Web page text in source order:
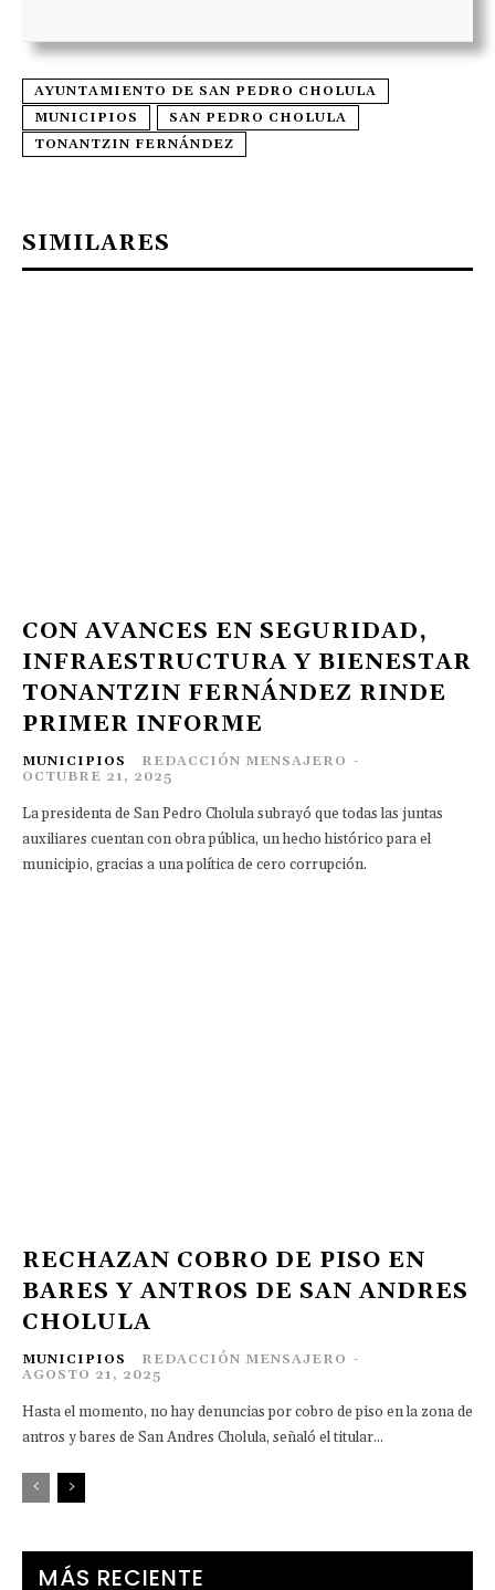
AYUNTAMIENTO DE SAN PEDRO CHOLULA
MUNICIPIOS
SAN PEDRO CHOLULA
TONANTZIN FERNÁNDEZ
SIMILARES
CON AVANCES EN SEGURIDAD,
INFRAESTRUCTURA Y BIENESTAR
TONANTZIN FERNÁNDEZ RINDE
PRIMER INFORME
MUNICIPIOS REDACCIÓN MENSAJERO -
OCTUBRE 21, 2025
La presidenta de San Pedro Cholula subrayó que todas las juntas
auxiliares cuentan con obra pública, un hecho histórico para el
municipio, gracias a una política de cero corrupción.
RECHAZAN COBRO DE PISO EN
BARES Y ANTROS DE SAN ANDRES
CHOLULA
MUNICIPIOS REDACCIÓN MENSAJERO -
AGOSTO 21, 2025
Hasta el momento, no hay denuncias por cobro de piso en la zona de
antros y bares de San Andres Cholula, señaló el titular...
MÁS RECIENTE